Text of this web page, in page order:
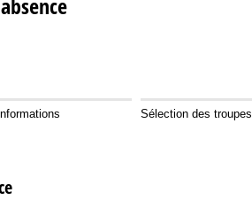
Sélection des troupes